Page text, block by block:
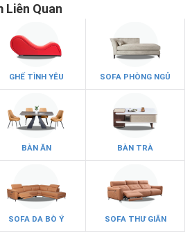
Liên Quan
GHẾ TÌNH YÊU SOFA PHÒNG NGỦ
BÀN ĂN BÀN TRÀ
SOFA DA BÒ Ý SOFA THƯ GIÃN